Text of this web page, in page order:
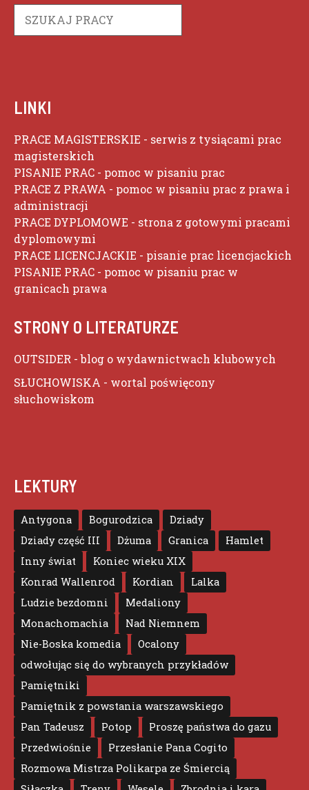
LINKI
PRACE MAGISTERSKIE - serwis z tysiącami prac
magisterskich
PISANIE PRAC - pomoc w pisaniu prac
PRACE Z PRAWA - pomoc w pisaniu prac z prawa i
administracji
PRACE DYPLOMOWE - strona z gotowymi pracami
dyplomowymi
PRACE LICENCJACKIE - pisanie prac licencjackich
PISANIE PRAC - pomoc w pisaniu prac w
granicach prawa
STRONY O LITERATURZE
OUTSIDER - blog o wydawnictwach klubowych
SŁUCHOWISKA - wortal poświęcony
słuchowiskom
LEKTURY
Antygona Bogurodzica
Dziady
Dziady część III
Dżuma Granica
Hamlet
Inny świat
Koniec wieku XIX
Konrad Wallenrod
Kordian
Lalka
Ludzie bezdomni
Medaliony
Monachomachia
Nad Niemnem
Nie-Boska komedia
Ocalony
odwołując się do wybranych przykładów
Pamiętniki
Pamiętnik z powstania warszawskiego
Pan Tadeusz
Potop
Proszę państwa do gazu
Przedwiośnie
Przesłanie Pana Cogito
Rozmowa Mistrza Polikarpa ze Śmiercią